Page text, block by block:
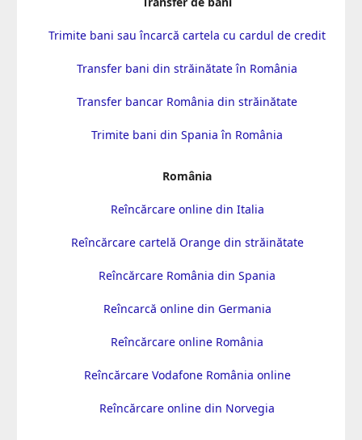
Trimite bani sau încarcă cartela cu cardul de credit
Transfer bani din străinătate în România
Transfer bancar România din străinătate
Trimite bani din Spania în România
România
Reîncărcare online din Italia
Reîncărcare cartelă Orange din străinătate
Reîncărcare România din Spania
Reîncarcă online din Germania
Reîncărcare online România
Reîncărcare Vodafone România online
Reîncărcare online din Norvegia